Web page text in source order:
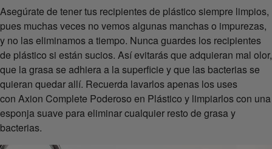
Asegúrate de tener tus recipientes de plástico siempre limpios,
pues muchas veces no vemos algunas manchas o impurezas,
y no las eliminamos a tiempo. Nunca guardes los recipientes
de plástico si están sucios. Así evitarás que adquieran mal olor,
que la grasa se adhiera a la superficie y que las bacterias se
quieran quedar allí. Recuerda lavarlos apenas los uses
con Axion Complete Poderoso en Plástico y limpiarlos con una
esponja suave para eliminar cualquier resto de grasa y
bacterias.